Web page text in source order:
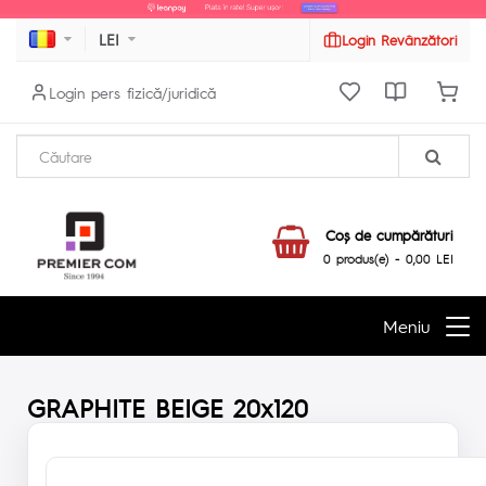
LEI Login Revânzători
Login pers fizică/juridică
Coş de cumpărături
0 produs(e) - 0,00 LEI
Meniu
GRAPHITE BEIGE 20x120